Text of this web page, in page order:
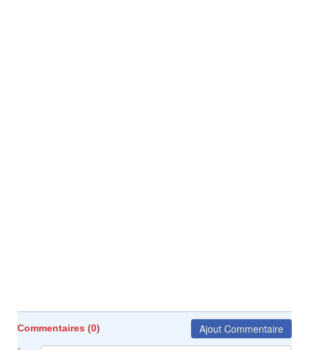
Commentaires (0) Ajout Commentaire